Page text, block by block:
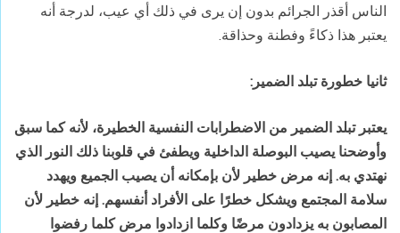
الناس أقذر الجرائم بدون إن يرى في ذلك أي عيب، لدرجة أنه
يعتبر هذا ذكاءً وفطنة وحذاقة.
ثانيا خطورة تبلد الضمير :
يعتبر تبلد الضمير من الاضطرابات النفسية الخطيرة، لأنه كما سبق
وأوضحنا يصيب البوصلة الداخلية ويطفئ في قلوبنا ذلك النور الذي
نهتدي به. إنه مرض خطير لأن بإمكانه أن يصيب الجميع ويهدد
سلامة المجتمع ويشكل خطرًا على الأفراد أنفسهم. إنه خطير لأن
المصابون به يزدادون مرضًا وكلما ازدادوا مرض كلما رفضوا